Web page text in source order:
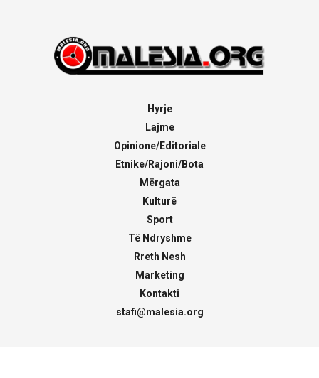
Hyrje
Lajme
Opinione/Editoriale
Etnike/Rajoni/Bota
Mërgata
Kulturë
Sport
Të Ndryshme
Rreth Nesh
Marketing
Kontakti
stafi@malesia.org